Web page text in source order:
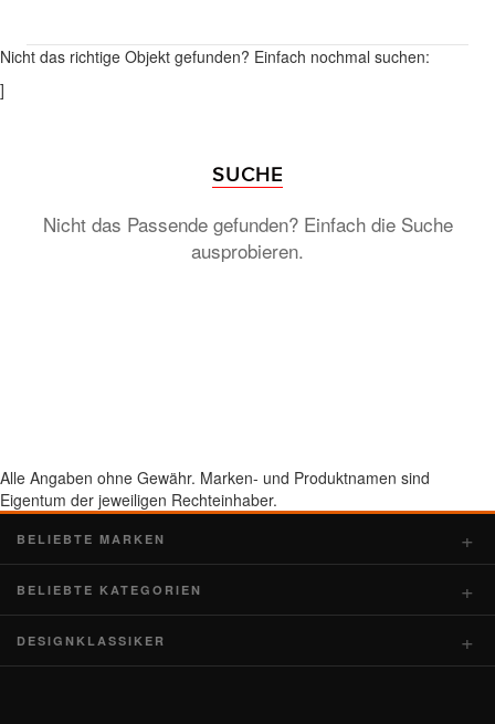
Nicht das richtige Objekt gefunden? Einfach nochmal suchen:
]
SUCHE
Nicht das Passende gefunden? Einfach die Suche
ausprobieren.
Alle Angaben ohne Gewähr. Marken- und Produktnamen sind
Eigentum der jeweiligen Rechteinhaber.
BELIEBTE MARKEN
BELIEBTE KATEGORIEN
DESIGNKLASSIKER